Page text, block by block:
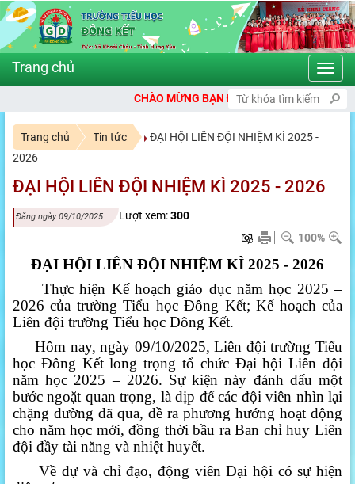
CHÀO MỪNG BẠN ĐẾN VỚI CỔNG THÔNG TIN ĐIỆN TỬ
Trang chủ Tin tức
ĐẠI HỘI LIÊN ĐỘI NHIỆM KÌ 2025 -
2026
ĐẠI HỘI LIÊN ĐỘI NHIỆM KÌ 2025 - 2026
Đăng ngày 09/10/2025 Lượt xem:300
100%
ĐẠI HỘI LIÊN ĐỘI NHIỆM KÌ 2025 - 2026
Thực hiện Kế hoạch giáo dục năm học 2025 –
2026 của trường Tiểu học Đông Kết; Kế hoạch của
Liên đội trường Tiểu học Đông Kết.
Hôm nay, ngày 09/10/2025, Liên đội trường Tiểu
học Đông Kết long trọng tổ chức Đại hội Liên đội
năm học 2025 – 2026. Sự kiện này đánh dấu một
bước ngoặt quan trọng, là dịp để các đội viên nhìn lại
chặng đường đã qua, đề ra phương hướng hoạt động
cho năm học mới, đồng thời bầu ra Ban chỉ huy Liên
đội đầy tài năng và nhiệt huyết.
Về dự và chỉ đạo, động viên Đại hội có sự hiện